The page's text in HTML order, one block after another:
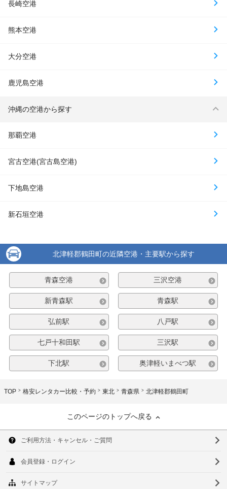
長崎空港
熊本空港
大分空港
鹿児島空港
沖縄の空港から探す
那覇空港
宮古空港(宮古島空港)
下地島空港
新石垣空港
北津軽郡鶴田町の近隣空港・主要駅から探す
青森空港 三沢空港
新青森駅 青森駅
弘前駅 八戸駅
七戸十和田駅 三沢駅
下北駅 奥津軽いまべつ駅
TOP 格安レンタカー比較・予約 東北 青森県 北津軽郡鶴田町
このページのトップへ戻る